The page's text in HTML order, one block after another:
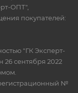
ОПТ",
покупателей:
"ГК Эксперт-
26 сентября 2022
регистрационный №